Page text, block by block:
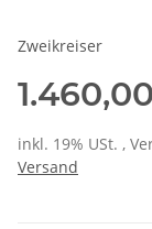
Zweikreiser
inkl. 19% USt. ,
Versand